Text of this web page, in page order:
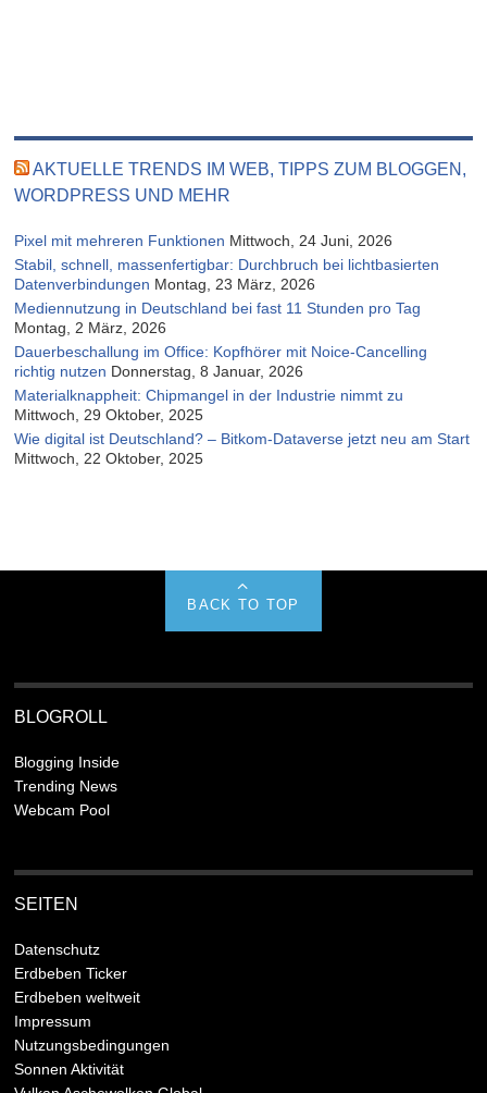
AKTUELLE TRENDS IM WEB, TIPPS ZUM BLOGGEN,
WORDPRESS UND MEHR
Pixel mit mehreren Funktionen Mittwoch, 24 Juni, 2026
Stabil, schnell, massenfertigbar: Durchbruch bei lichtbasierten
Datenverbindungen Montag, 23 März, 2026
Mediennutzung in Deutschland bei fast 11 Stunden pro Tag
Montag, 2 März, 2026
Dauerbeschallung im Office: Kopfhörer mit Noice-Cancelling
richtig nutzen Donnerstag, 8 Januar, 2026
Materialknappheit: Chipmangel in der Industrie nimmt zu
Mittwoch, 29 Oktober, 2025
Wie digital ist Deutschland? – Bitkom-Dataverse jetzt neu am Start
Mittwoch, 22 Oktober, 2025
BACK TO TOP
BLOGROLL
Blogging Inside
Trending News
Webcam Pool
SEITEN
Datenschutz
Erdbeben Ticker
Erdbeben weltweit
Impressum
Nutzungsbedingungen
Sonnen Aktivität